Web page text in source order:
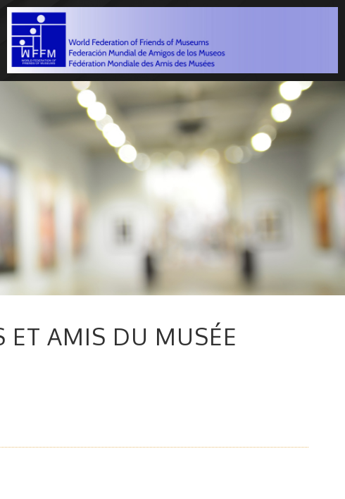
ET AMIS DU MUSÉE